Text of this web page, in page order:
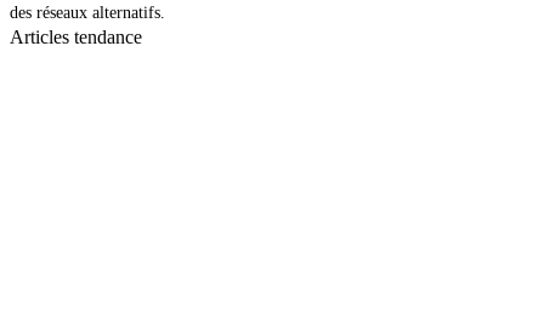
des réseaux alternatifs.
Articles tendance